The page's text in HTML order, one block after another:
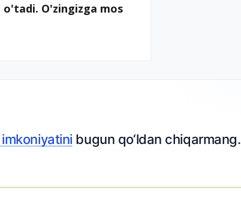
o'tadi. O'zingizga mos
bugun qo‘ldan chiqarmang.